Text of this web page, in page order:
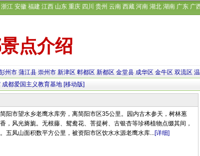
浙江 安徽 福建 江西 山东 重庆 四川 贵州 云南 西藏 河南 湖北 湖南 广东 广
点介绍
州市 蒲江县 崇州市 新津区 郫都区 新都区 金堂县 成华区 金牛区 双流区 温
成都爱国主义教育基地 [移动版]
阳市望水乡老鹰水库旁，离简阳市区35公里。园内古木参天，树林葱
，风光旖旎。无根藤、鸳鸯花、菩提树、古银杏等珍稀植物点缀其间，
五凤山面积数平方公里，被资阳市区饮水水源老鹰水库...[详细]